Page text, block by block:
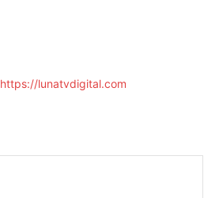
https://lunatvdigital.com